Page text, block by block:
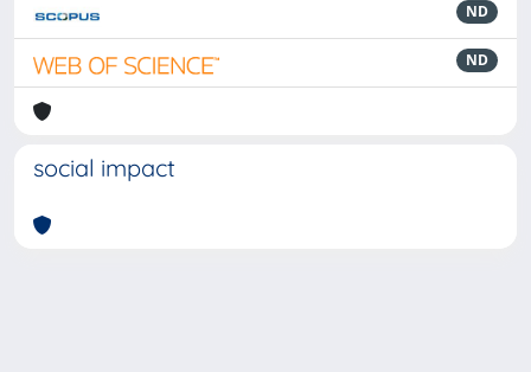
ND
ND
social impact